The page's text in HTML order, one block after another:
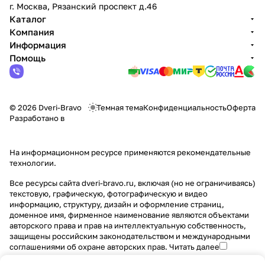
г. Москва, Рязанский проспект д.46
Каталог
Компания
Информация
Помощь
© 2026 Dveri-Bravo Темная темаКонфиденциальностьОферта
Разработано в
На информационном ресурсе применяются рекомендательные
технологии.
Все ресурсы сайта dveri-bravo.ru, включая (но не ограничиваясь)
текстовую, графическую, фотографическую и видео
информацию, структуру, дизайн и оформление страниц,
доменное имя, фирменное наименование являются объектами
авторского права и прав на интеллектуальную собственность,
защищены российским законодательством и международными
соглашениями об охране авторских прав. Читать далее